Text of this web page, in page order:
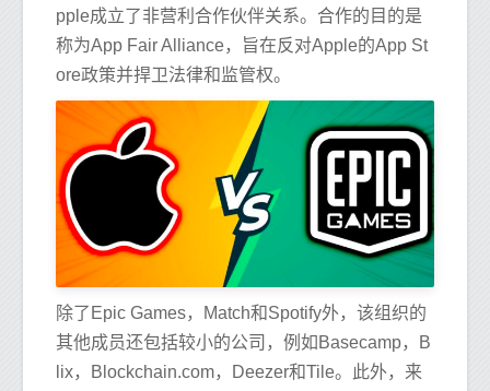
pple成立了非营利合作伙伴关系。合作的目的是
称为App Fair Alliance，旨在反对Apple的App St
ore政策并捍卫法律和监管权。
除了Epic Games，Match和Spotify外，该组织的
其他成员还包括较小的公司，例如Basecamp，B
lix，Blockchain.com，Deezer和Tile。此外，来